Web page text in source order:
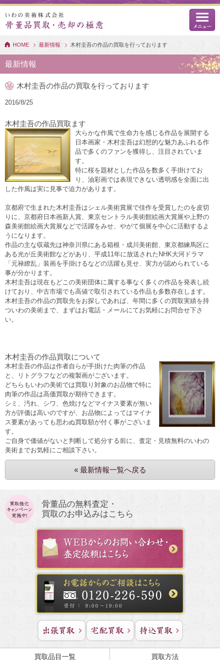
HOME 最新情報 木村圭吾の作品の買取を行っております
最新情報
木村圭吾の作品の買取を行っております
2016/8/25
木村圭吾の作品買取ます
大らかな作風で生命力を感じる作品を展開する
日本画家・木村圭吾は幻想的な魅力あふれる作
品で多くのファンを獲得し、注目されていま
す。
特に桜を題材とした作品を数多く手掛けてお
り、油彩画では表現できない透明感を全面に出
した作風は実に見事で迫力があります。
京都府で生まれた木村圭吾はシェル美術賞展で佳作を受賞したのを皮切
りに、京都府日本画新人賞、東京セントラル美術館絵画大賞展や上野の
森美術館絵画大賞展などで活躍をみせ、やがて個展を中心に活動するよ
うになります。
作品の主な収蔵先は神奈川県にある箱根・成川美術館、東京都練馬区に
ある光が丘美術館などがあり、平成11年に放送されたNHK大河ドラマ
「元禄繚乱」装画を手掛けるなどの活躍も見せ、実力が認められている
事が分かります。
木村圭吾は現在もどこの美術団体に属する事なく多くの作品を発表し続
けており、中古市場でも高値で取引されている作品も多数存在します。
木村圭吾の作品の買取先をお探しであれば、年間に多くの買取実績を持
ついわの美術まで、まずはお電話・メールにてお気軽にお問合せ下さ
い。
木村圭吾の作品買取について
木村圭吾の作品は作者自らが手掛けた肉筆の作品
と、リトグラフなどの複製画がございます。
どちらもいわの美術では買取り対象のお品物で特に
肉筆の作品は高価買取が期待できます。
シミ、汚れ、シワ、色焼けなどマイナス要素が無い
方が評価は高いのですが、お品物によってはマイナ
ス要素があっても思わぬ買取額が付く事がございま
す。
ご自身で価値がないと判断して処分する前に、査定・見積無料のいわの
美術までお気軽にご相談下さい。
« 最新情報一覧へ戻る
骨董品の無料査定・
買取のお申込みはこちら
買取品目一覧 買取方法